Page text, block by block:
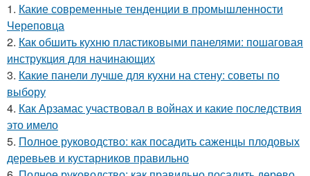
1. Какие современные тенденции в промышленности
Череповца
2. Как обшить кухню пластиковыми панелями: пошаговая
инструкция для начинающих
3. Какие панели лучше для кухни на стену: советы по
выбору
4. Как Арзамас участвовал в войнах и какие последствия
это имело
5. Полное руководство: как посадить саженцы плодовых
деревьев и кустарников правильно